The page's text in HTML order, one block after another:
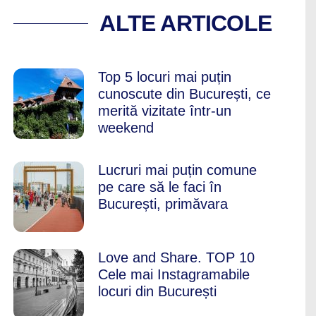
URI ȘI
ALTE ARTICOLE
Top 5 locuri mai puțin
cunoscute din București, ce
merită vizitate într-un
weekend
Lucruri mai puțin comune
pe care să le faci în
București, primăvara
Love and Share. TOP 10
Cele mai Instagramabile
locuri din București